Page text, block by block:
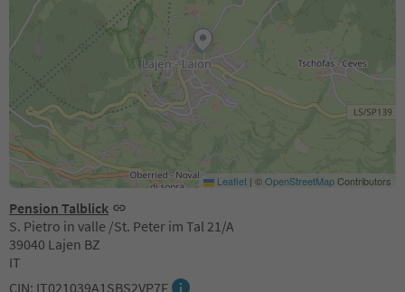
Pension Talblick
S. Pietro in valle /St. Peter im Tal 21/A
39040 Lajen BZ
IT
CIN: IT021039A1SBS2VP7F
Leaflet | ©OpenStreetMapContributors